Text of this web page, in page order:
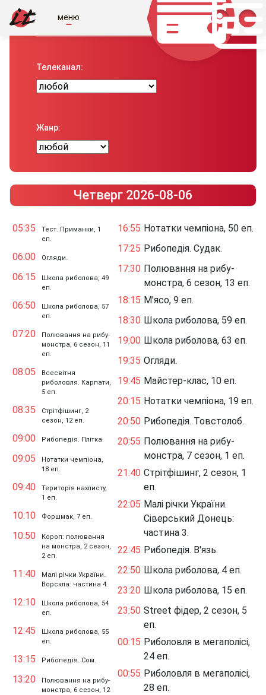
меню
Телепрограма вiд IT
Телеканал:
Жанр:
Четверг 2026-08-06
05:35
Тест. Приманки, 1
еп.
06:00 Огляди.
06:15
Школа риболова, 49
еп.
06:50
Школа риболова, 57
еп.
07:20
Полювання на рибу-
монстра, 6 сезон, 11
еп.
08:05
Всесвітня
риболовля. Карпати,
5 еп.
08:35
Стрітфішинг, 2
сезон, 12 еп.
09:00 Рибопедія. Плітка.
09:05
Нотатки чемпіона,
18 еп.
09:40
Територія нахлисту,
1 еп.
10:10 Форшмак, 7 еп.
10:50
Короп: полювання
на монстра, 2 сезон,
2 еп.
11:40
Малі річки України.
Ворскла: частина 4.
12:10
Школа риболова, 54
еп.
12:45
Школа риболова, 55
еп.
13:15 Рибопедія. Сом.
13:20
Полювання на рибу-
монстра, 6 сезон, 12
16:55 Нотатки чемпіона, 50 еп.
17:25 Рибопедія. Судак.
17:30 Полювання на рибу-
монстра, 6 сезон, 13 еп.
18:15 М'ясо, 9 еп.
18:30 Школа риболова, 59 еп.
19:00 Школа риболова, 63 еп.
19:35 Огляди.
19:45 Майстер-клас, 10 еп.
20:15 Нотатки чемпіона, 19 еп.
20:50 Рибопедія. Товстолоб.
20:55 Полювання на рибу-
монстра, 7 сезон, 1 еп.
21:40 Стрітфішинг, 2 сезон, 1
еп.
22:05 Малі річки України.
Сіверський Донець:
частина 3.
22:45 Рибопедія. В'язь.
22:50 Школа риболова, 4 еп.
23:20 Школа риболова, 15 еп.
23:50 Street фідер, 2 сезон, 5
еп.
00:15 Риболовля в мегаполісі,
24 еп.
00:55 Риболовля в мегаполісі,
28 еп.